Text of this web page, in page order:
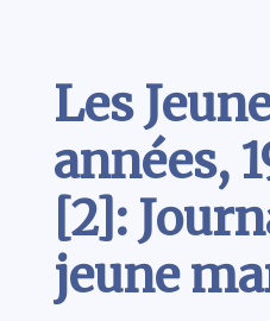
Les
années,
[2]:
jeune